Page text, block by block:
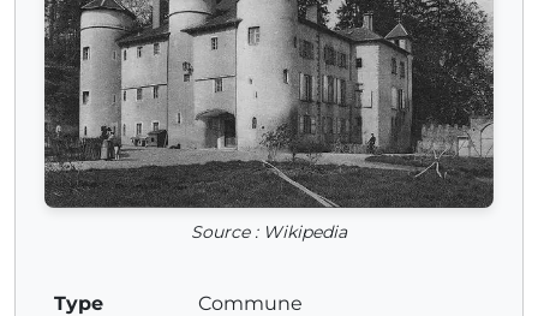
Source : Wikipedia
Type Commune